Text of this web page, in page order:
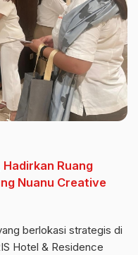
Ruang
Nuanu Creative
berlokasi strategis di
Hotel & Residence